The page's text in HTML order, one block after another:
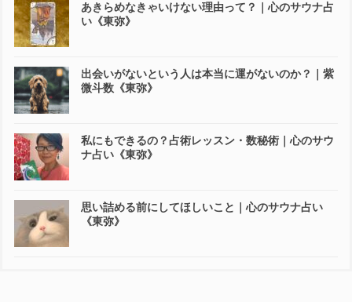
あきらめなきゃいけない理由って？｜心のサウナ占
い《東弥》
出会いがないという人は本当に運がないのか？｜紫
微斗数《東弥》
私にもできるの？占術レッスン・数秘術｜心のサウ
ナ占い《東弥》
思い詰める前にしてほしいこと｜心のサウナ占い
《東弥》